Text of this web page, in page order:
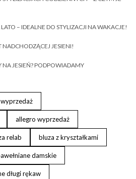
– IDEALNE DO STYLIZACJI NA WAKACJE!
NADCHODZĄCEJ JESIENI!
NA JESIEŃ? PODPOWIADAMY
allegro wyprzedaż
relab bluza z kryształkami
damskie
długi rękaw